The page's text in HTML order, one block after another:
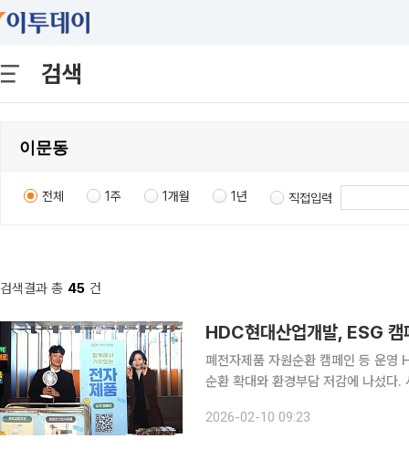
검색
전체 1주 1개월 1년 직접입력
검색결과 총 45 건
HDC현대산업개발, ESG 캠
폐전자제품 자원순환 캠페인 등 운영 HDC현대산업개발이 임직원 참여형 ESG 캠페인을 통해 자원
순환 확대와 환경부담 저감에 나섰다.
진행했다고 10일 밝혔다. 이번 행사
2026-02-10 09:23